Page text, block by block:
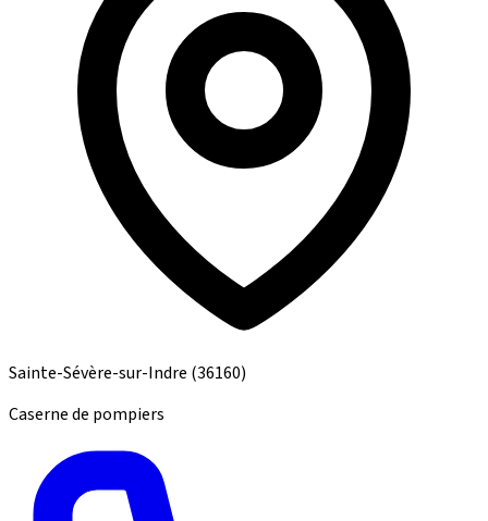
Sainte-Sévère-sur-Indre (36160)
Caserne de pompiers